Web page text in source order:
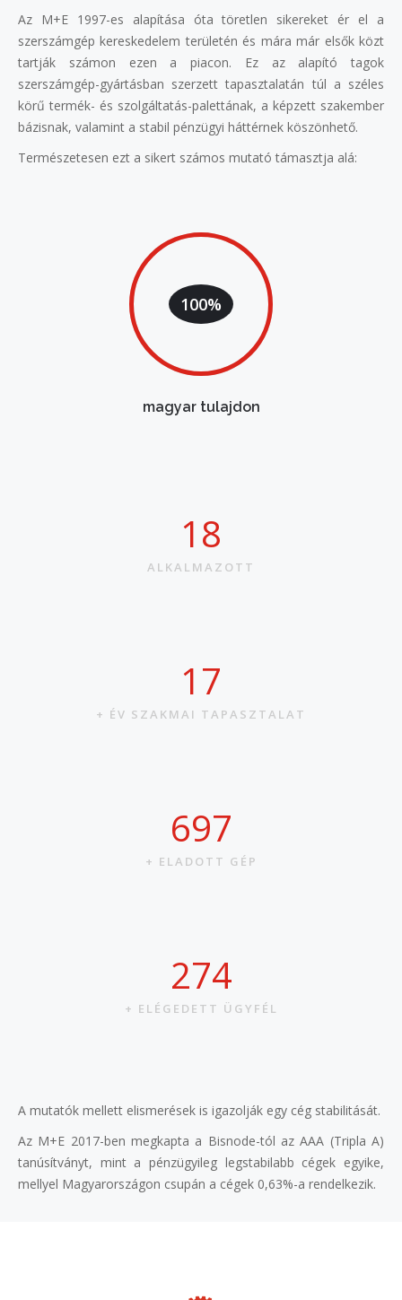
Az M+E 1997-es alapítása óta töretlen sikereket ér el a
szerszámgép kereskedelem területén és mára már elsők közt
tartják számon ezen a piacon. Ez az alapító tagok
szerszámgép-gyártásban szerzett tapasztalatán túl a széles
körű termék- és szolgáltatás-palettának, a képzett szakember
bázisnak, valamint a stabil pénzügyi háttérnek köszönhető.
Természetesen ezt a sikert számos mutató támasztja alá:
100%
magyar tulajdon
21
ALKALMAZOTT
20
+ ÉV SZAKMAI TAPASZTALAT
809
+ ELADOTT GÉP
320
+ ELÉGEDETT ÜGYFÉL
A mutatók mellett elismerések is igazolják egy cég stabilitását.
Az M+E 2017-ben megkapta a Bisnode-tól az AAA (Tripla A)
tanúsítványt, mint a pénzügyileg legstabilabb cégek egyike,
mellyel Magyarországon csupán a cégek 0,63%-a rendelkezik.